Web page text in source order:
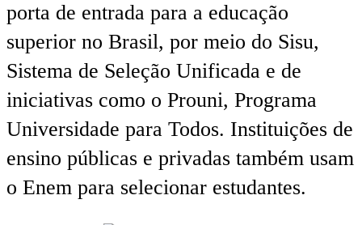
porta de entrada para a educação
superior no Brasil, por meio do Sisu,
Sistema de Seleção Unificada e de
iniciativas como o Prouni, Programa
Universidade para Todos. Instituições de
ensino públicas e privadas também usam
o Enem para selecionar estudantes.